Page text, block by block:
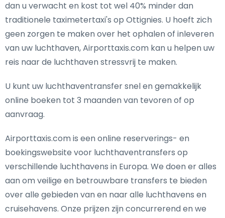
dan u verwacht en kost tot wel 40% minder dan
traditionele taximetertaxi's op Ottignies. U hoeft zich
geen zorgen te maken over het ophalen of inleveren
van uw luchthaven, Airporttaxis.com kan u helpen uw
reis naar de luchthaven stressvrij te maken.
U kunt uw luchthaventransfer snel en gemakkelijk
online boeken tot 3 maanden van tevoren of op
aanvraag.
Airporttaxis.com is een online reserverings- en
boekingswebsite voor luchthaventransfers op
verschillende luchthavens in Europa. We doen er alles
aan om veilige en betrouwbare transfers te bieden
over alle gebieden van en naar alle luchthavens en
cruisehavens. Onze prijzen zijn concurrerend en we